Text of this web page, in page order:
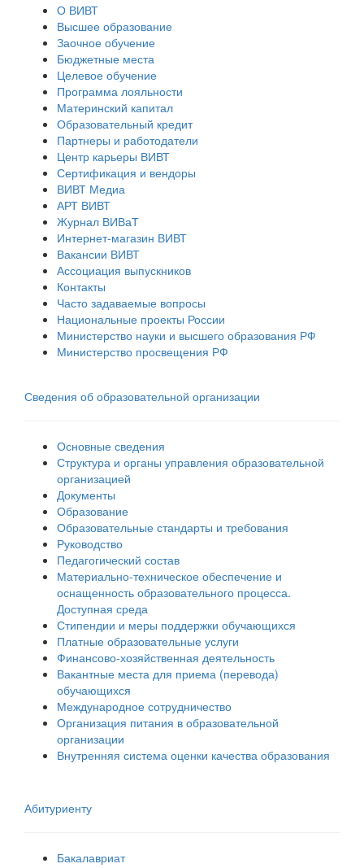
О ВИВТ
Высшее образование
Заочное обучение
Бюджетные места
Целевое обучение
Программа лояльности
Материнский капитал
Образовательный кредит
Партнеры и работодатели
Центр карьеры ВИВТ
Сертификация и вендоры
ВИВТ Медиа
АРТ ВИВТ
Журнал ВИВаТ
Интернет-магазин ВИВТ
Вакансии ВИВТ
Ассоциация выпускников
Контакты
Часто задаваемые вопросы
Национальные проекты России
Министерство науки и высшего образования РФ
Министерство просвещения РФ
Сведения об образовательной организации
Основные сведения
Структура и органы управления образовательной
организацией
Документы
Образование
Образовательные стандарты и требования
Руководство
Педагогический состав
Материально-техническое обеспечение и
оснащенность образовательного процесса.
Доступная среда
Стипендии и меры поддержки обучающихся
Платные образовательные услуги
Финансово-хозяйственная деятельность
Вакантные места для приема (перевода)
обучающихся
Международное сотрудничество
Организация питания в образовательной
организации
Внутренняя система оценки качества образования
Абитуриенту
Бакалавриат